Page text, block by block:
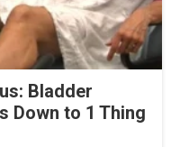
Bladder
Down to 1 Thing